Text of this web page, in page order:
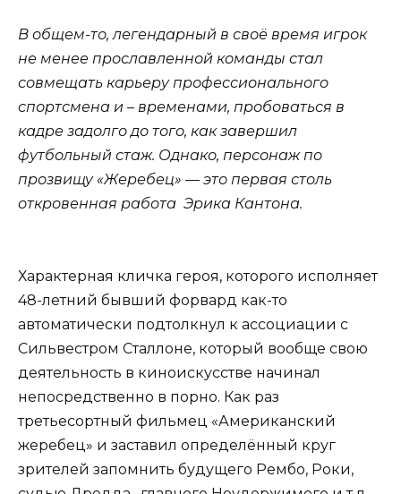
В общем-то, легендарный в своё время игрок
не менее прославленной команды стал
совмещать карьеру профессионального
спортсмена и – временами, пробоваться в
кадре задолго до того, как завершил
футбольный стаж. Однако, персонаж по
прозвищу «Жеребец» — это первая столь
откровенная работа Эрика Кантона.
Характерная кличка героя, которого исполняет
48-летний бывший форвард как-то
автоматически подтолкнул к ассоциации с
Сильвестром Сталлоне, который вообще свою
деятельность в киноискусстве начинал
непосредственно в порно. Как раз
третьесортный фильмец «Американский
жеребец» и заставил определённый круг
зрителей запомнить будущего Рембо, Роки,